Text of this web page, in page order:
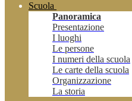
Scuola
Panoramica
Presentazione
I luoghi
Le persone
I numeri della scuola
Le carte della scuola
Organizzazione
La storia